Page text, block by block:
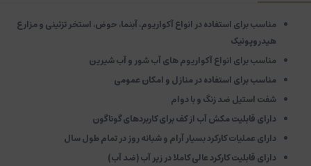
مناسب برای استفاده در انواع آکواریوم، آبنما، حوض، استخر تزئینی و مزارع
هیدروپونیک
مناسب برای انواع آکواریوم های آب شور و آب شیرین
مناسب برای استفاده در منازل و امکان عمومی
شفت استیل ضد زنگ و با دوام
دارای قابلیت مکش آب از کف برای کاربردهای گوناگون
دارای عملیات کارکرد بسیار آرام و شبانه روز در تمام طول سال
دارای قابلیت کارکرد عالی کاملا در زیر آب (ضد آب)